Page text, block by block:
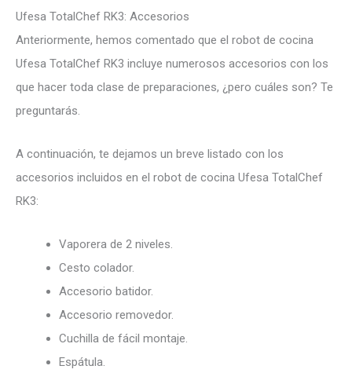
Ufesa TotalChef RK3: Accesorios
Anteriormente, hemos comentado que el robot de cocina
Ufesa TotalChef RK3 incluye numerosos accesorios con los
que hacer toda clase de preparaciones, ¿pero cuáles son? Te
preguntarás.
A continuación, te dejamos un breve listado con los
accesorios incluidos en el robot de cocina Ufesa TotalChef
RK3:
Vaporera de 2 niveles.
Cesto colador.
Accesorio batidor.
Accesorio removedor.
Cuchilla de fácil montaje.
Espátula.